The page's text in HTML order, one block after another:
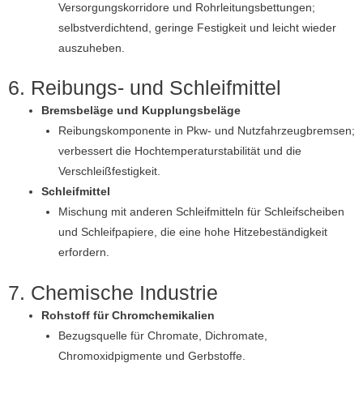
Versorgungskorridore und Rohrleitungsbettungen;
selbstverdichtend, geringe Festigkeit und leicht wieder
auszuheben.
6. Reibungs- und Schleifmittel
Bremsbeläge und Kupplungsbeläge
Reibungskomponente in Pkw- und Nutzfahrzeugbremsen;
verbessert die Hochtemperaturstabilität und die
Verschleißfestigkeit.
Schleifmittel
Mischung mit anderen Schleifmitteln für Schleifscheiben
und Schleifpapiere, die eine hohe Hitzebeständigkeit
erfordern.
7. Chemische Industrie
Rohstoff für Chromchemikalien
Bezugsquelle für Chromate, Dichromate,
Chromoxidpigmente und Gerbstoffe.